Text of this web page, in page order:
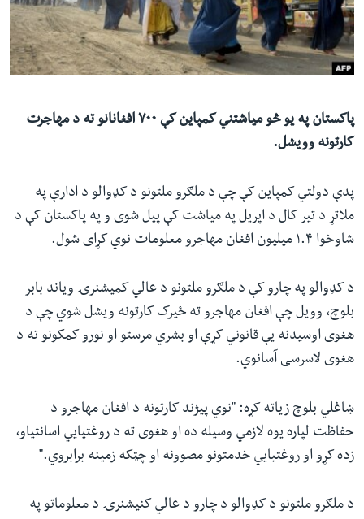
شئ
لټون
ځای
لاړ
شئ
له مونږ سره په تماس کې پاتې شئ
ژبې
پاکستان په یو څو میاشتني کمپاین کې ۷۰۰ افغانانو ته د مهاجرت
کارتونه وویشل.
پدې دولتي کمپاین کې چې د ملګرو ملتونو د کډوالو د ادارې په
ملاتړ د تیر کال د اپریل په میاشت کې پیل شوی و په پاکستان کې د
شاوخوا ۱.۴ میلیون افغان مهاجرو معلومات نوي کړای شول.
د کډوالو په چارو کې د ملګرو ملتونو د عالي کمیشنرۍ ویاند بابر
بلوچ، وویل چې افغان مهاجرو ته ځیرک کارتونه ویشل شوي چې د
هغوی اوسیدنه یې قانوني کړې او بشري مرستو او نورو کمکونو ته د
هغوی لاسرسی آسانوي.
ښاغلي بلوچ زیاته کړه: "نوي پیژند کارتونه د افغان مهاجرو د
حفاظت لپاره یوه لازمي وسیله ده او هغوی ته د روغتیایي اسانتیاو،
زده کړو او روغتیایي خدمتونو مصوونه او چټکه زمینه برابروي."
د ملګرو ملتونو د کډوالو د چارو د عالي کنیشنرۍ د معلوماتو په